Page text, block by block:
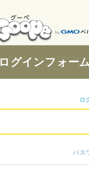
ログインフォー
ロ
パス